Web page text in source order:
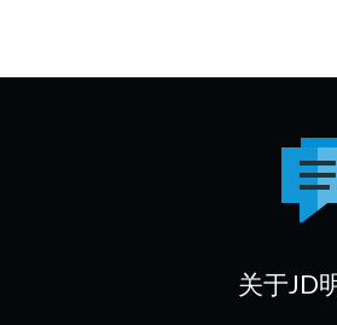
关于JD